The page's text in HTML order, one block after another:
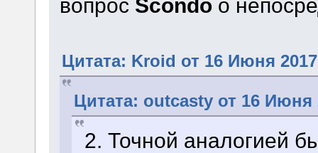
вопрос Scondoо
Цитата: Kroid от 16 Июня
Цитата: outcasty от 16 Июня
2. Точной аналогией